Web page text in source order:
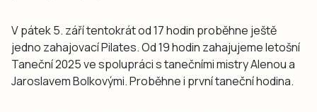
V pátek 5. září tentokrát od 17 hodin proběhne ještě
jedno zahajovací Pilates. Od 19 hodin zahajujeme letošní
Taneční 2025 ve spolupráci s tanečními mistry Alenou a
Jaroslavem Bolkovými. Proběhne i první taneční hodina.